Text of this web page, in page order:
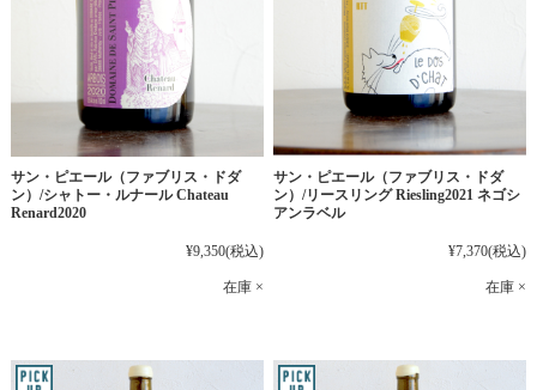
サン・ピエール（ファブリス・ドダ
ン）/シャトー・ルナール Chateau
Renard2020
¥9,350(税込)
在庫 ×
サン・ピエール（ファブリス・ドダ
ン）/リースリング Riesling2021 ネゴシ
アンラベル
¥7,370(税込)
在庫 ×